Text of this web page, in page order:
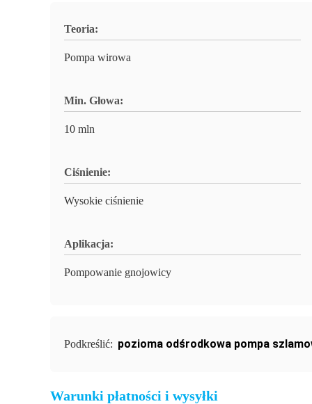
Teoria:
Pompa wirowa
Min. Głowa:
10 mln
Ciśnienie:
Wysokie ciśnienie
Aplikacja:
Pompowanie gnojowicy
Podkreślić: pozioma odśrodkowa pompa
Warunki płatności i wysyłki